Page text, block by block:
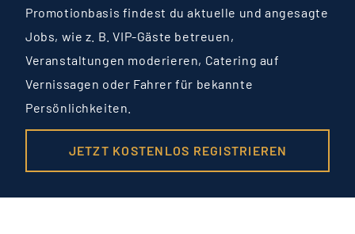
Promotionbasis findest du aktuelle und angesagte
Jobs, wie z. B. VIP-Gäste betreuen,
Veranstaltungen moderieren, Catering auf
Vernissagen oder Fahrer für bekannte
Persönlichkeiten.
JETZT KOSTENLOS REGISTRIEREN